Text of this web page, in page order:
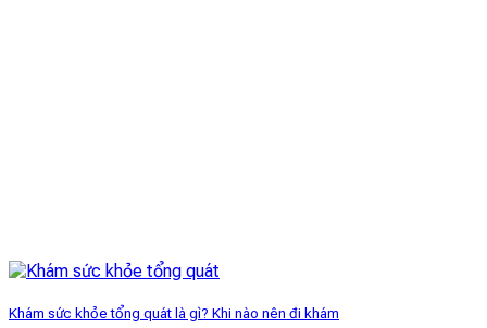
Khám sức khỏe tổng quát là gì? Khi nào nên đi khám